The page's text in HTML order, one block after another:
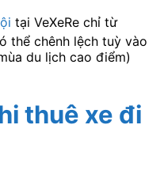
tại VeXeRe chỉ từ
thể chênh lệch tuỳ vào
du lịch cao điểm)
thuê xe đi